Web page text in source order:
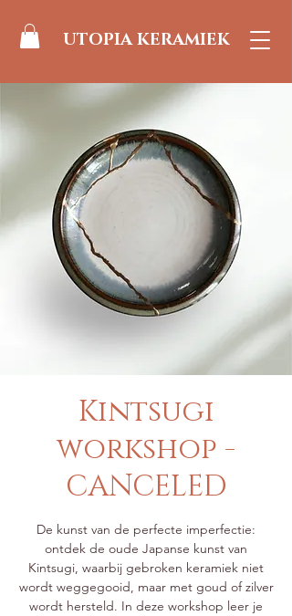
UTOPIA KERAMIEK
Kintsugi
workshop -
CANCELED
De kunst van de perfecte imperfectie:
ontdek de oude Japanse kunst van
Kintsugi, waarbij gebroken keramiek niet
wordt weggegooid, maar met goud of zilver
wordt hersteld. In deze workshop leer je